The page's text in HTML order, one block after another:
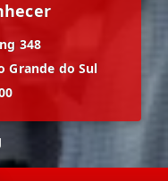
348
Grande do Sul